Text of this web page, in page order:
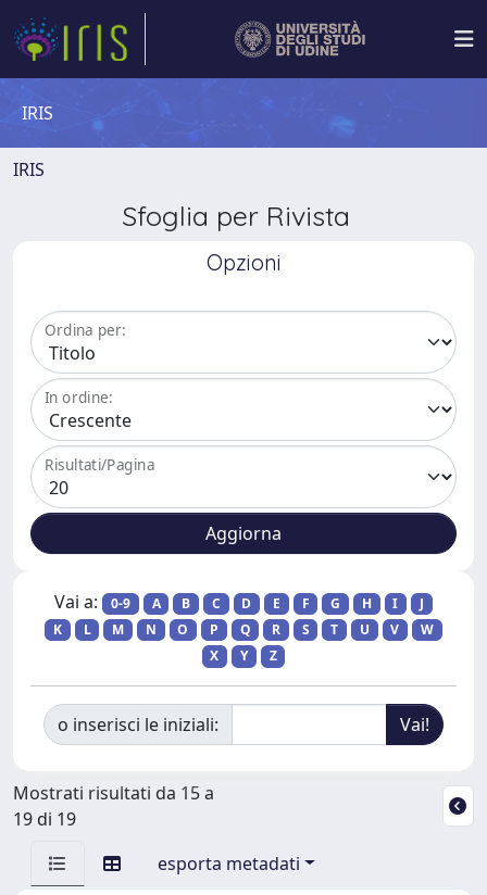
IRIS
IRIS
Sfoglia per Rivista
Opzioni
Ordina per:
In ordine:
Risultati/Pagina
Vai a: 0-9 A B C D E F G H I
J
K
L M N O P Q R S T U V
W
X
Y Z
o inserisci le iniziali:
Mostrati risultati da 15 a
19 di 19
esporta metadati